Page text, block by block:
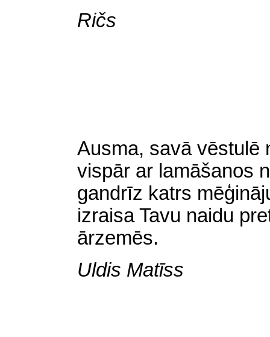
Ričs
Ausma, savā vēstulē
vispār ar lamāšanos
gandrīz katrs
izraisa Tavu naidu
ārzemēs.
Uldis Matīss